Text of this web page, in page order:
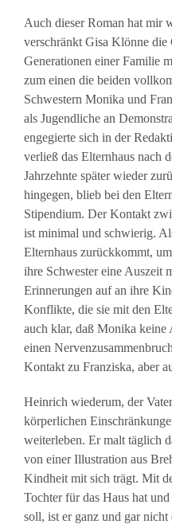
Auch dieser Roman hat mir
verschränkt Gisa Klönne die
Generationen einer Familie
zum einen die beiden
Schwestern Monika und
als Jugendliche an
engegierte sich in der
verließ das Elternhaus nach
Jahrzehnte später wieder
hingegen, blieb bei den
Stipendium. Der Kontakt
ist minimal und schwierig.
Elternhaus zurückkommt,
ihre Schwester eine Auszeit
Erinnerungen auf an ihre
Konflikte, die sie mit den
auch klar, daß Monika keine
einen
Kontakt zu Franziska, aber
Heinrich wiederum, der
körperlichen
weiterleben. Er malt täglich
von einer Illustration aus
Kindheit mit sich trägt. Mit
Tochter für das Haus hat
soll, ist er ganz und gar nicht